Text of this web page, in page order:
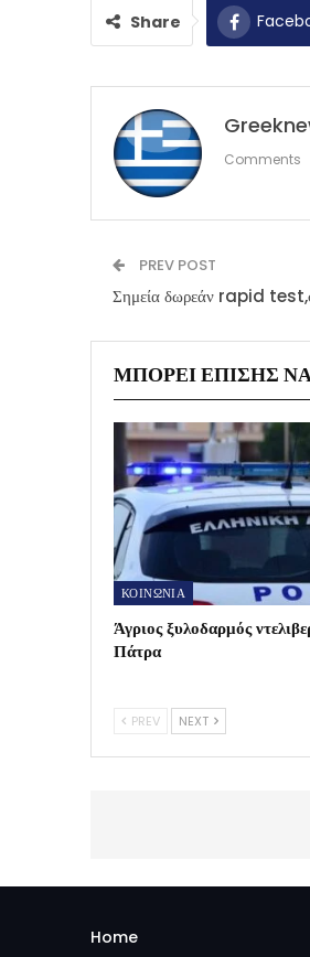
Share
Comments
PREV POST
Σημεία δωρεάν rapid
ΜΠΟΡΕΊ ΕΠΊΣΗΣ
ΚΟΙΝΩΝΙΑ
Άγριος ξυλοδαρμός
Πάτρα
PREV NEXT
Home